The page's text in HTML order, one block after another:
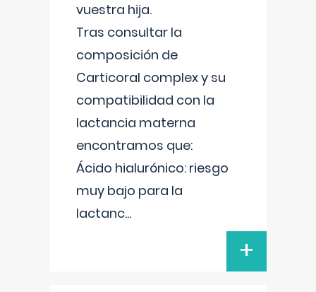
vuestra hija.
Tras consultar la
composición de
Carticoral complex y su
compatibilidad con la
lactancia materna
encontramos que:
Ácido hialurónico: riesgo
muy bajo para la
lactanc...
+